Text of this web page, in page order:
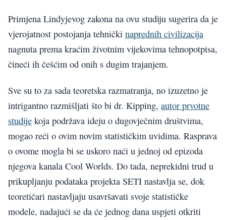
Primjena Lindyjevog zakona na ovu studiju sugerira da je
vjerojatnost postojanja tehnički naprednih civilizacija
nagnuta prema kraćim životnim vijekovima tehnopotpisa,
čineći ih češćim od onih s dugim trajanjem.
Sve su to za sada teoretska razmatranja, no izuzetno je
intrigantno razmišljati što bi dr. Kipping, autor prvotne
studije koja podržava ideju o dugovječnim društvima,
mogao reći o ovim novim statističkim uvidima. Rasprava
o ovome mogla bi se uskoro naći u jednoj od epizoda
njegova kanala Cool Worlds. Do tada, neprekidni trud u
prikupljanju podataka projekta SETI nastavlja se, dok
teoretičari nastavljaju usavršavati svoje statističke
modele, nadajući se da će jednog dana uspjeti otkriti